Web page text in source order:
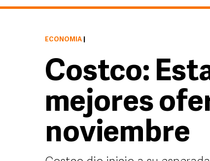
ECONOMÍA
Costco:
mejores
noviembre